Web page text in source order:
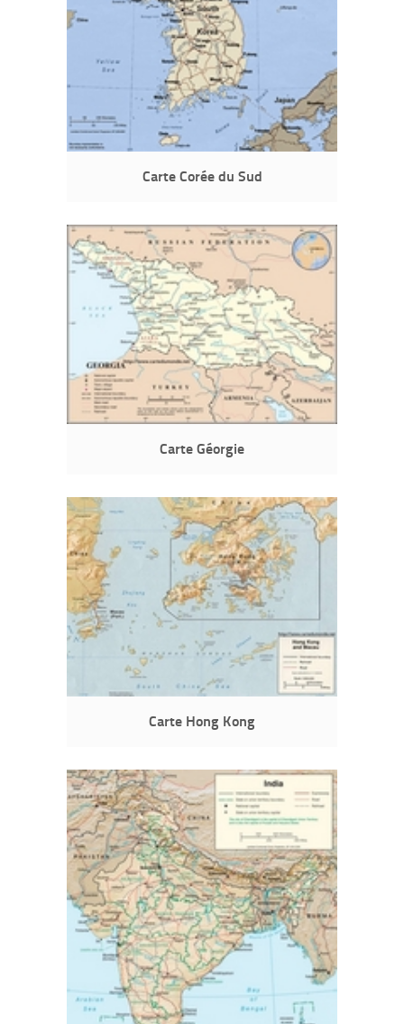
Carte Corée du Sud
Carte Géorgie
Carte Hong Kong